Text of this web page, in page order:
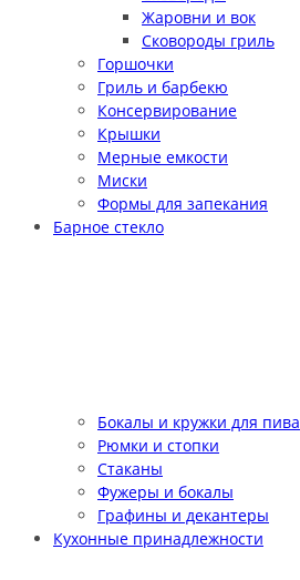
Жаровни и вок
Сковороды гриль
Горшочки
Гриль и барбекю
Консервирование
Крышки
Мерные емкости
Миски
Формы для запекания
Барное стекло
Бокалы и кружки для пива
Рюмки и стопки
Стаканы
Фужеры и бокалы
Графины и декантеры
Кухонные принадлежности